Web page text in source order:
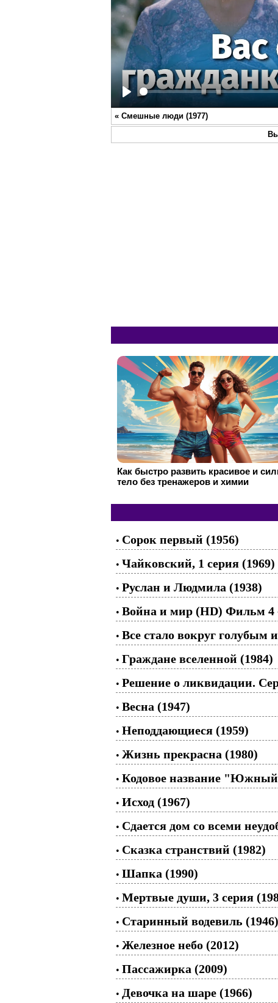
Play
« Смешные люди (1977)
Как быстро развить красивое и
тело без тренажеров и химии
• Сорок первый (1956)
• Чайковский, 1 серия (1969)
• Руслан и Людмила (1938)
• Война и мир (HD) Фильм 4
• Все стало вокруг
• Граждане вселенной (1984)
• Решение о ликвидации.
• Весна (1947)
• Неподдающиеся (1959)
• Жизнь прекрасна (1980)
• Кодовое название "Южный
• Исход (1967)
• Сдается дом со всеми
• Сказка странствий (1982)
• Шапка (1990)
• Мертвые души, 3 серия
• Старинный водевиль (1946)
• Железное небо (2012)
• Пассажирка (2009)
• Девочка на шаре (1966)